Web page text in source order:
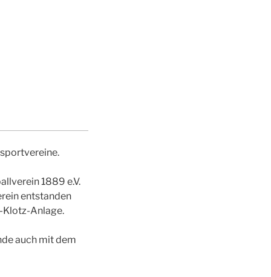
1889 e.V.
entstanden
Klotz-Anlage.
auch mit dem